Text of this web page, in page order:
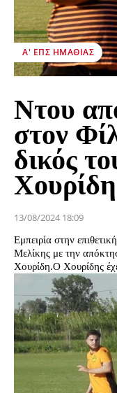
Α' ΕΠΣ ΗΜΑΘΊΑΣ
Ντου
στον
δικός
13/08/2024 18:09
Εμπειρία στην
Μελίκης με την
Χουρίδη.O Χουρίδης